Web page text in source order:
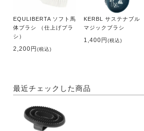
EQULIBERTA ソフト馬
体ブラシ （仕上げブラ
シ）
2,200円(税込)
KERBL サステナブル
マジックブラシ
1,400円(税込)
最近チェックした商品